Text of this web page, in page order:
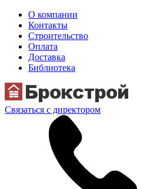
О компании
Контакты
Строительство
Оплата
Доставка
Библиотека
Связаться с директором